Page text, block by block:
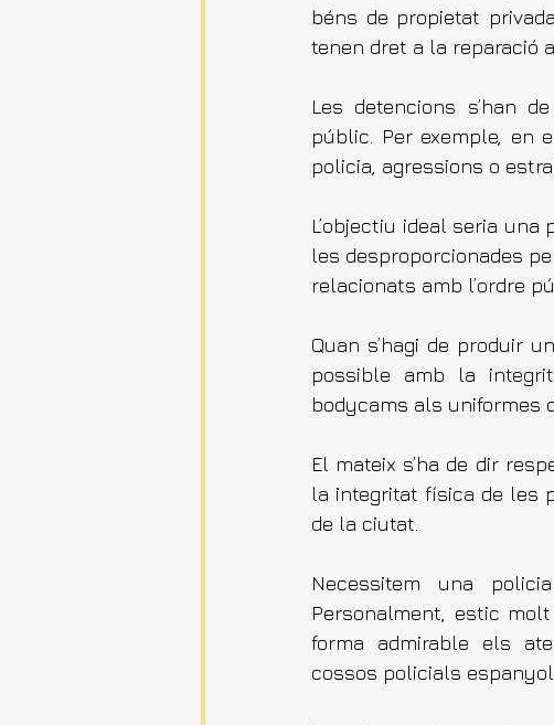
béns de propietat
tenen dret a la reparació
Les detencions s’han
públic. Per exemple, en
policia, agressions o
L’objectiu ideal seria
les desproporcionades
relacionats amb l’ordre
Quan s’hagi de produir
possible amb la
bodycams als uniformes
El mateix s’ha de dir
la integritat física de les
de la ciutat.
Necessitem una
Personalment, estic
forma admirable els
cossos policials